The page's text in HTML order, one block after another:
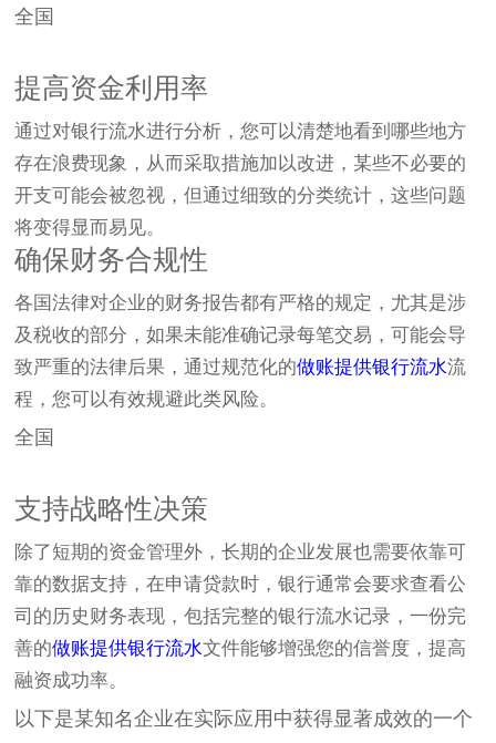
全国
提高资金利用率
通过对银行流水进行分析，您可以清楚地看到哪些地方
存在浪费现象，从而采取措施加以改进，某些不必要的
开支可能会被忽视，但通过细致的分类统计，这些问题
将变得显而易见。
确保财务合规性
各国法律对企业的财务报告都有严格的规定，尤其是涉
及税收的部分，如果未能准确记录每笔交易，可能会导
致严重的法律后果，通过规范化的做账提供银行流水流
程，您可以有效规避此类风险。
全国
支持战略性决策
除了短期的资金管理外，长期的企业发展也需要依靠可
靠的数据支持，在申请贷款时，银行通常会要求查看公
司的历史财务表现，包括完整的银行流水记录，一份完
善的做账提供银行流水文件能够增强您的信誉度，提高
融资成功率。
以下是某知名企业在实际应用中获得显著成效的一个